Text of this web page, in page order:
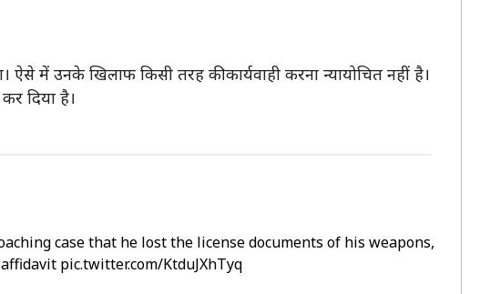
में उनके खिलाफ किसी तरह की कार्यवाही करना न्यायोचित नहीं है।
दिया है।
case that he lost the license documents of his weapons,
pic.twitter.com/KtduJXhTyq